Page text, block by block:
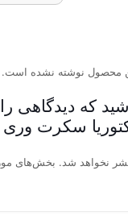
محصول نوشته نشده است.
که دیدگاهی
سکرت
نخواهد شد. بخش‌های